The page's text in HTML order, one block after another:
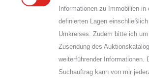
Informationen zu Immobilien in
definierten Lagen
Umkreises. Zudem bitte ich
Zusendung des
weiterführender Informationen.
Suchauftrag kann von mir